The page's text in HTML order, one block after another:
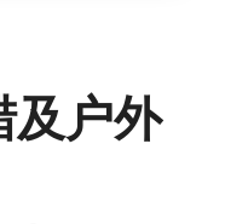
及户外